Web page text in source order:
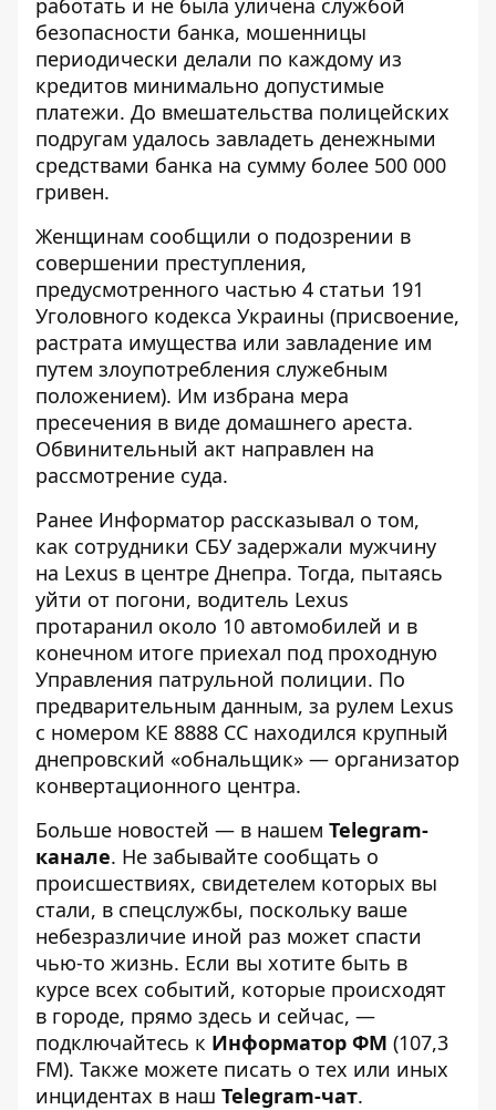
работать и не была уличена службой
безопасности банка, мошенницы
периодически делали по каждому из
кредитов минимально допустимые
платежи. До вмешательства полицейских
подругам удалось завладеть денежными
средствами банка на сумму более 500 000
гривен.
Женщинам сообщили о подозрении в
совершении преступления,
предусмотренного частью 4 статьи 191
Уголовного кодекса Украины (присвоение,
растрата имущества или завладение им
путем злоупотребления служебным
положением). Им избрана мера
пресечения в виде домашнего ареста.
Обвинительный акт направлен на
рассмотрение суда.
Ранее Информатор рассказывал о том,
как сотрудники СБУ задержали мужчину
на Lexus в центре Днепра. Тогда, пытаясь
уйти от погони, водитель Lexus
протаранил около 10 автомобилей и в
конечном итоге приехал под проходную
Управления патрульной полиции. По
предварительным данным, за рулем Lexus
с номером КЕ 8888 СС находился крупный
днепровский «обнальщик» — организатор
конвертационного центра.
Больше новостей — в нашем Telegram-
канале. Не забывайте сообщать о
происшествиях, свидетелем которых вы
стали, в спецслужбы, поскольку ваше
небезразличие иной раз может спасти
чью-то жизнь. Если вы хотите быть в
курсе всех событий, которые происходят
в городе, прямо здесь и сейчас, —
подключайтесь к Информатор ФМ (107,3
FM). Также можете писать о тех или иных
инцидентах в наш Telegram-чат.